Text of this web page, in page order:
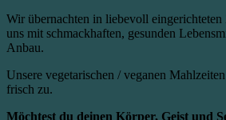
Wir übernachten in liebevoll
uns mit schmackhaften, gesunden
Anbau.
Unsere vegetarischen / veganen
frisch zu.
Möchtest du deinen Körper, Geist und